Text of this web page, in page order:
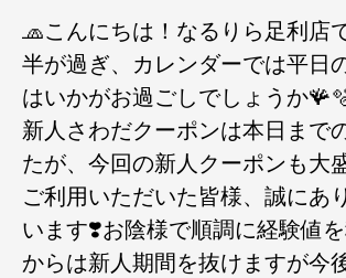
🧢こんにちは！なるりら足利店
半が過ぎ、カレンダーでは平日
はいかがお過ごしでしょうか
新人さわだクーポンは本日まで
たが、今回の新人クーポンも大
ご利用いただいた皆様、誠にあ
います❣️お陰様で順調に経験値
からは新人期間を抜けますが今